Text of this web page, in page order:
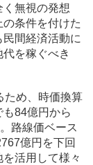
無視の発想
条件を付けた
間経済活動に
を稼ぐべき
め、時価換算
84億円から
路線価ベース
億円を下回
活用して様々